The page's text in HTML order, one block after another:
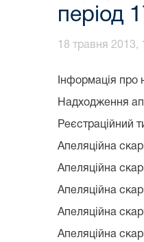
період
18 травня 2013,
Інформація
Надходження
Реєстраційний
Апеляційна
Апеляційна
Апеляційна
Апеляційна
Апеляційна